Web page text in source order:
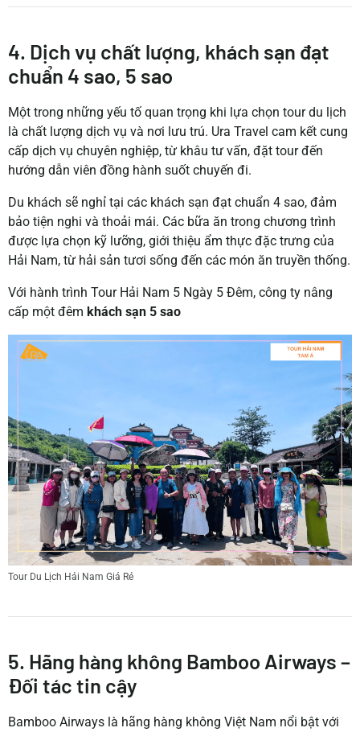
4. Dịch vụ chất lượng, khách sạn đạt
chuẩn 4 sao, 5 sao
Một trong những yếu tố quan trọng khi lựa chọn tour du lịch
là chất lượng dịch vụ và nơi lưu trú. Ura Travel cam kết cung
cấp dịch vụ chuyên nghiệp, từ khâu tư vấn, đặt tour đến
hướng dẫn viên đồng hành suốt chuyến đi.
Du khách sẽ nghỉ tại các khách sạn đạt chuẩn 4 sao, đảm
bảo tiện nghi và thoải mái. Các bữa ăn trong chương trình
được lựa chọn kỹ lưỡng, giới thiệu ẩm thực đặc trưng của
Hải Nam, từ hải sản tươi sống đến các món ăn truyền thống.
Với hành trình Tour Hải Nam 5 Ngày 5 Đêm, công ty nâng
cấp một đêm khách sạn 5 sao
Tour Du Lịch Hải Nam Giá Rẻ
5. Hãng hàng không Bamboo Airways –
Đối tác tin cậy
Bamboo Airways là hãng hàng không Việt Nam nổi bật với